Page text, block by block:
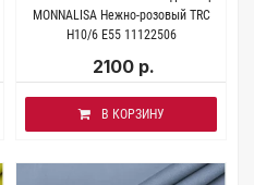
MONNALISA Нежно-розовый TRC
H10/6 E55 11122506
2100 р.
В КОРЗИНУ